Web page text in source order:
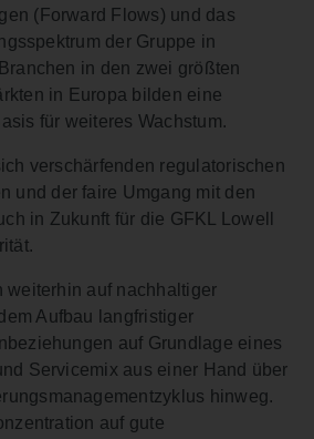
(Forward Flows) und das
der Gruppe in
in den zwei größten
in Europa bilden eine
für weiteres Wachstum.
verschärfenden regulatorischen
und der faire Umgang mit den
in Zukunft für die GFKL Lowell
weiterhin auf nachhaltiger
Aufbau langfristiger
auf Grundlage eines
Servicemix aus einer Hand über
hinweg.
auf gute